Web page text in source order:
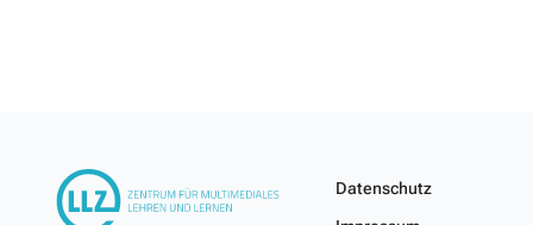
Datenschutz